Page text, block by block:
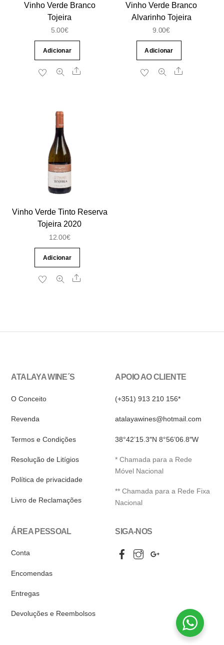
Vinho Verde Branco
Tojeira
5.00€
Adicionar
Share
Vinho Verde Branco
Alvarinho Tojeira
9.00€
Adicionar
Share
Vinho Verde Tinto Reserva
Tojeira 2020
12.00€
Adicionar
Share
ATALAYA WINE´S
O Conceito
Revenda
Termos e Condições
Resolução de Litígios
Política de privacidade
Livro de Reclamações
APOIO AO CLIENTE
(+351) 913 210 156*
atalayawines@hotmail.com
38°42’15.3″N 8°56’06.8″W
* Chamada para a Rede
Móvel Nacional
** Chamada para a Rede Fixa
Nacional
ÁREA PESSOAL
Conta
Encomendas
Entregas
Devoluções e Reembolsos
SIGA-NOS
FacebookInstagram